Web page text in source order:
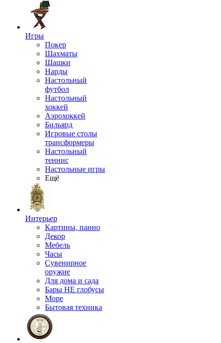
Игры
Покер
Шахматы
Шашки
Нарды
Настольный
футбол
Настольный
хоккей
Аэрохоккей
Бильярд
Игровые столы
трансформеры
Настольный
теннис
Настольные игры
Ещё
Интерьер
Картины, панно
Декор
Мебель
Часы
Сувенирное
оружие
Для дома и сада
Бары НЕ глобусы
Море
Бытовая техника